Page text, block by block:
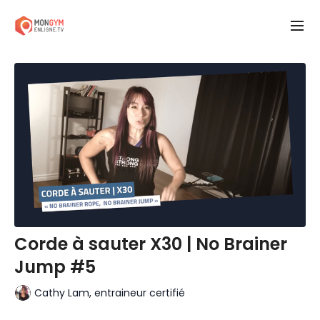
Corde à sauter X30 | No Brainer
Jump #5
Cathy Lam, entraineur certifié